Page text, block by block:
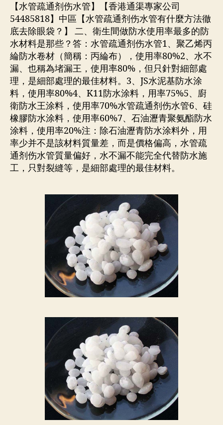
【水管疏通剂伤水管】【香港通渠專家公司
54485818】中區【水管疏通剂伤水管有什麼方法徹
底去除眼袋？】 二、衛生間做防水使用率最多的防
水材料是那些？答：水管疏通剂伤水管1、聚乙烯丙
綸防水卷材（簡稱：丙綸布），使用率80%2、水不
漏、也稱為堵漏王，使用率80%，但只針對細部處
理，是細部處理的最佳材料。3、JS水泥基防水涂
料，使用率80%4、K11防水涂料，用率75%5、廚
衛防水王涂料，使用率70%水管疏通剂伤水管6、硅
橡膠防水涂料，使用率60%7、石油瀝青聚氨酯防水
涂料，使用率20%注：除石油瀝青防水涂料外，用
率少并不是該材料質量差，而是價格偏高，水管疏
通剂伤水管質量偏好，水不漏不能完全代替防水施
工，只對裂縫等，是細部處理的最佳材料。